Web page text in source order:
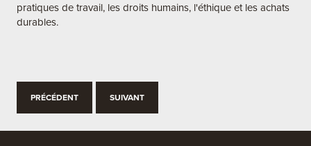
pratiques de travail, les droits humains, l'éthique et les achats
durables.
PRÉCÉDENT SUIVANT